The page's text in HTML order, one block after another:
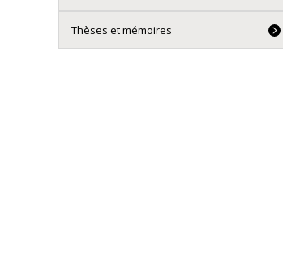
Thèses et mémoires